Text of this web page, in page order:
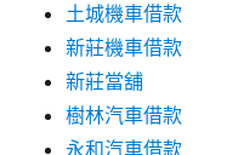
土城機車借款
新莊機車借款
新莊當舖
樹林汽車借款
永和汽車借款